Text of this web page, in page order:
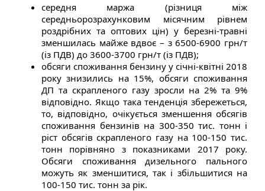
середня маржа (різниця між
середньорозрахунковим місячним рівнем
роздрібних та оптових цін) у березні-травні
зменшилась майже вдвоє – з 6500-6900 грн/т
(із ПДВ) до 3600-3700 грн/т (із ПДВ);
обсяги споживання бензину у січні-квітні 2018
року знизились на 15%, обсяги споживання
ДП та скрапленого газу зросли на 2% та 9%
відповідно. Якщо така тенденція збережеться,
то, відповідно, очікується зменшення обсягів
споживання бензинів на 300-350 тис. тонн і
ріст обсягів скрапленого газу на 100-150 тис.
тонн порівняно з показниками 2017 року.
Обсяги споживання дизельного пального
можуть як зменшитися, так і збільшитися на
100-150 тис. тонн за рік.